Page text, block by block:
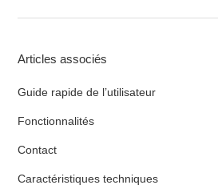
Articles associés
Guide rapide de l’utilisateur
Fonctionnalités
Contact
Caractéristiques techniques